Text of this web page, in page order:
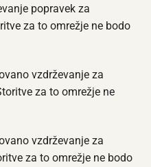
popravek za
za to omrežje ne bodo
vzdrževanje za
za to omrežje ne
vzdrževanje za
za to omrežje ne bodo